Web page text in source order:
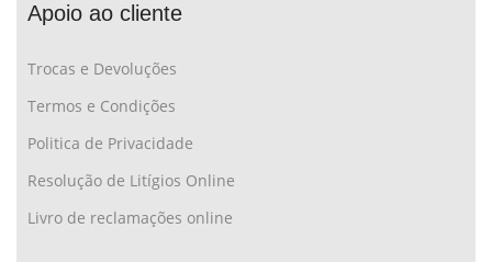
Apoio ao cliente
Trocas e Devoluções
Termos e Condições
Politica de Privacidade
Resolução de Litígios Online
Livro de reclamações online